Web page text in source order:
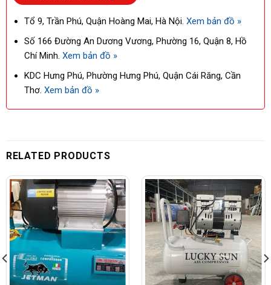
Tổ 9, Trần Phú, Quận Hoàng Mai, Hà Nội.Xem bản đồ »
Số 166 Đường An Dương Vương, Phường 16, Quận 8, Hồ
Chí Minh.Xem bản đồ »
KDC Hưng Phú, Phường Hưng Phú, Quận Cái Răng, Cần
Thơ.Xem bản đồ »
RELATED PRODUCTS